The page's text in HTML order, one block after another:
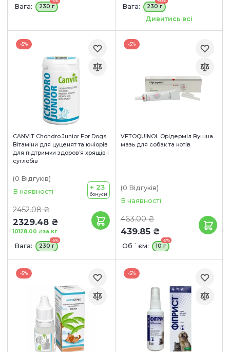
Вага: 230 г Вага: 230 г
Терміни придатності:
12/08/2026
Дивитись всі
-5%
CANVIT Chondro Junior For Dogs
Вітаміни для цуценят та юніорів
для підтримки здоров’я хрящів і
суглобів
(0 Відгуків)
В наявності
2452.08 ₴
2329.48 ₴
за кг
10128.00 ₴
+ 23
бонуси
Вага:
-5%
230 г
-5%
VETOQUINOL Орідерміл Вушна
мазь для собак та котів
(0 Відгуків)
В наявності
463.00 ₴
439.85 ₴
Об `єм:
-5%
10 г
-5% -5%